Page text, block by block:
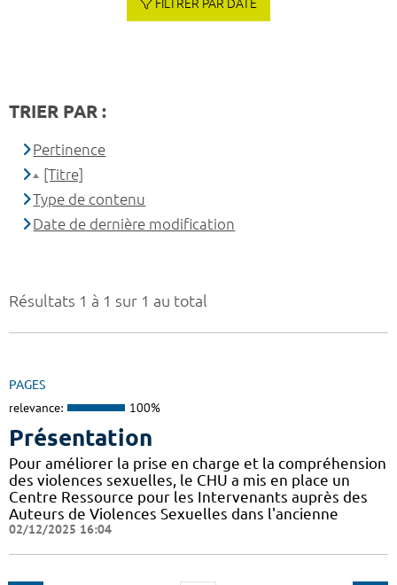
Résultats 1 à 1 sur 1 au total
PAGES
relevance: 100%
Présentation
Pour améliorer la prise en charge et la compréhension
des violences sexuelles, le CHU a mis en place un
Centre Ressource pour les Intervenants auprès des
Auteurs de Violences Sexuelles dans l'ancienne
02/12/2025 16:04
FILTRER PAR DATE
TRIER PAR :
Pertinence
[Titre]
Type de contenu
Date de dernière modification